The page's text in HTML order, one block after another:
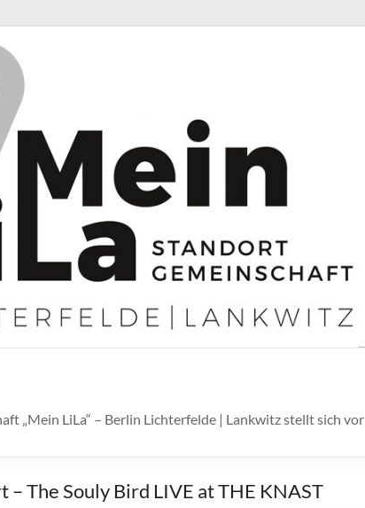
„Mein LiLa“ – Berlin Lichterfelde | Lankwitz stellt sich vor
– The Souly Bird LIVE at THE KNAST